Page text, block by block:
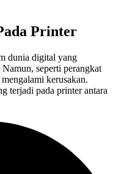
Printer
dunia digital yang
seperti perangkat
kerusakan.
terjadi pada printer antara